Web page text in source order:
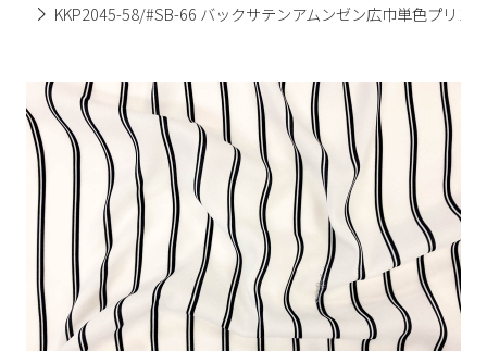
KKP2045-58/#SB-66 バックサテンアムンゼン広巾単色プリント
ト
ニ
ュ
ー
を
開
く